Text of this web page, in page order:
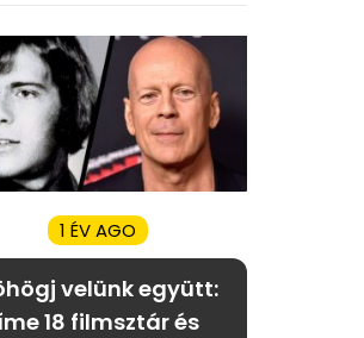
1 ÉV AGO
velünk együtt:
18 filmsztár és